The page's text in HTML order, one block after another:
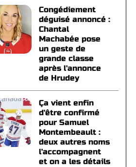
Congédiement
déguisé annoncé :
Chantal
Machabée pose
un geste de
grande classe
après l'annonce
de Hrudey
Ça vient enfin
d'être confirmé
pour Samuel
Montembeault :
deux autres noms
l'accompagnent
et on a les détails